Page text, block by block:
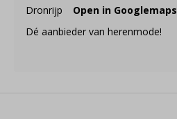
Dronrijp
Open in Googlemaps
Dé aanbieder van herenmode!